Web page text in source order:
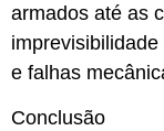
armados até as
e falhas
Conclusão